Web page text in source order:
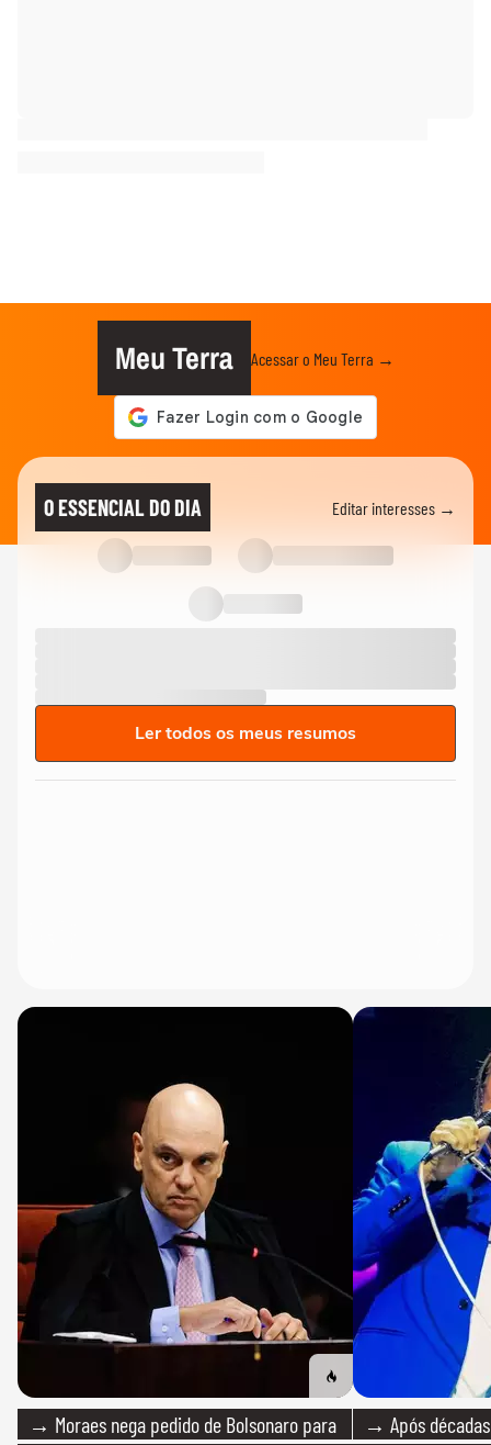
Meu Terra Acessar o Meu Terra →
O ESSENCIAL DO DIA Editar interesses →
Ler todos os meus resumos
→ Moraes nega pedido de Bolsonaro para
→ Após